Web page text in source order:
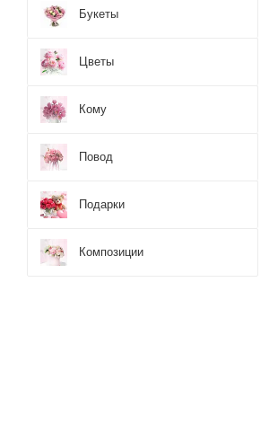
Букеты
Цветы
Кому
Повод
Подарки
Композиции